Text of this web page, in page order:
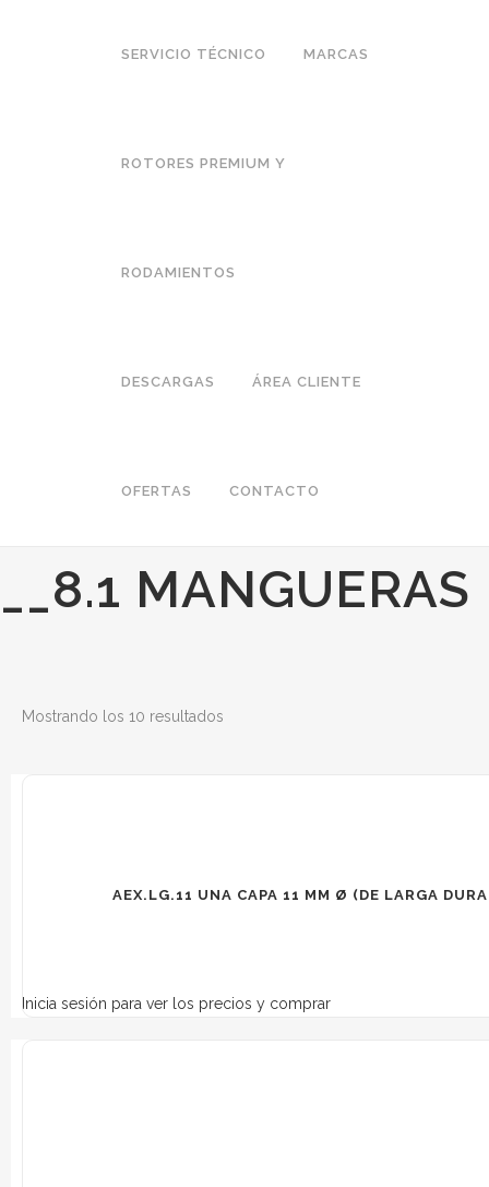
SERVICIO TÉCNICO MARCAS
ROTORES PREMIUM Y
RODAMIENTOS
DESCARGAS ÁREA CLIENTE
OFERTAS CONTACTO
__8.1 MANGUERAS
Mostrando los 10 resultados
AEX.LG.11 UNA CAPA 11 MM Ø (DE LARGA
Inicia sesión para ver los precios y comprar